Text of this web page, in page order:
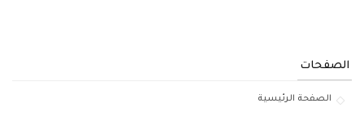
الصفحات
الصفحة الرئيسية